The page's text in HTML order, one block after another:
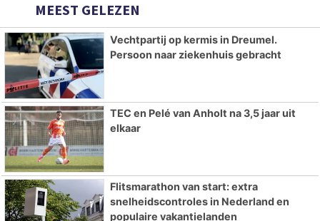
MEEST GELEZEN
Vechtpartij op kermis in Dreumel.
Persoon naar ziekenhuis gebracht
TEC en Pelé van Anholt na 3,5 jaar uit
elkaar
Flitsmarathon van start: extra
snelheidscontroles in Nederland en
populaire vakantielanden